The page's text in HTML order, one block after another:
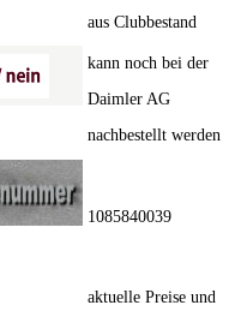
aus Clubbestand
kann noch bei der
Daimler AG
nachbestellt werden
1085840039
aktuelle Preise und